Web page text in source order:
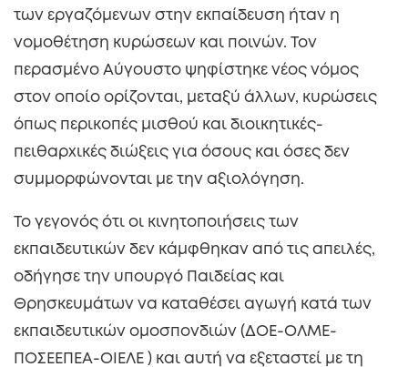
των εργαζόμενων στην εκπαίδευση ήταν η
νομοθέτηση κυρώσεων και ποινών. Τον
περασμένο Αύγουστο ψηφίστηκε νέος νόμος
στον οποίο ορίζονται, μεταξύ άλλων, κυρώσεις
όπως περικοπές μισθού και διοικητικές-
πειθαρχικές διώξεις για όσους και όσες δεν
συμμορφώνονται με την αξιολόγηση.
Το γεγονός ότι οι κινητοποιήσεις των
εκπαιδευτικών δεν κάμφθηκαν από τις απειλές,
οδήγησε την υπουργό Παιδείας και
Θρησκευμάτων να καταθέσει αγωγή κατά των
εκπαιδευτικών ομοσπονδιών (ΔΟΕ-ΟΛΜΕ-
ΠΟΣΕΕΠΕΑ-ΟΙΕΛΕ ) και αυτή να εξεταστεί με τη